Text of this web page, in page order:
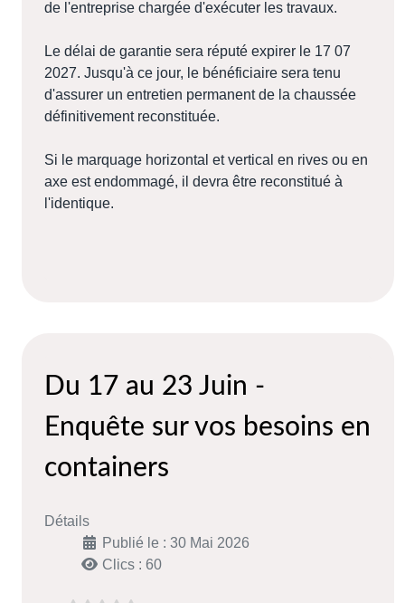
de l'entreprise chargée d'exécuter les travaux.
Le délai de garantie sera réputé expirer le 17 07
2027. Jusqu'à ce jour, le bénéficiaire sera tenu
d'assurer un entretien permanent de la chaussée
définitivement reconstituée.
Si le marquage horizontal et vertical en rives ou en
axe est endommagé, il devra être reconstitué à
l'identique.
Du 17 au 23 Juin -
Enquête sur vos besoins en
containers
Détails
Publié le : 30 Mai 2026
Clics : 60